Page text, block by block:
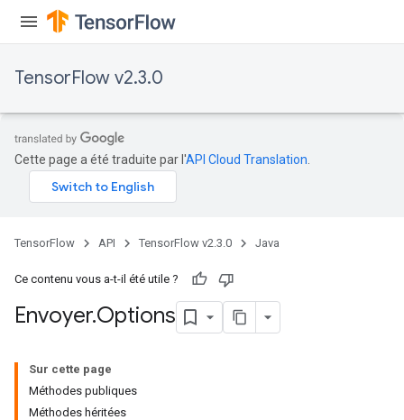
TensorFlow v2.3.0
Cette page a été traduite par l'API Cloud Translation
TensorFlow API TensorFlow v2.3.0 Java
Ce contenu vous a-t-il été utile ?
Envoyer.Options
Sur cette page
Méthodes publiques
Méthodes héritées